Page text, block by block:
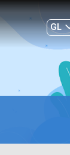
GL
ES|